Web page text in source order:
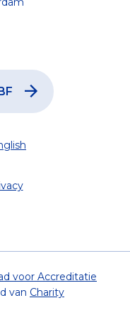
voor Accreditatie
van Charity